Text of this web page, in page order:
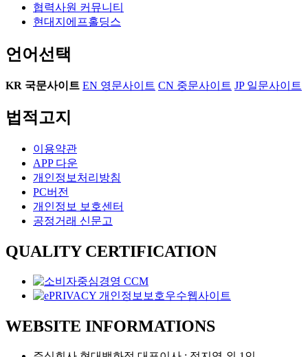
협력사원 커뮤니티
현대지에프홀딩스
언어선택
KR 국문사이트 EN 영문사이트 CN 중문사이트 JP일문사이트
법적고지
이용약관
APP 다운
개인정보처리방침
PC버전
개인정보 보호센터
공정거래 신문고
QUALITY CERTIFICATION
WEBSITE INFORMATIONS